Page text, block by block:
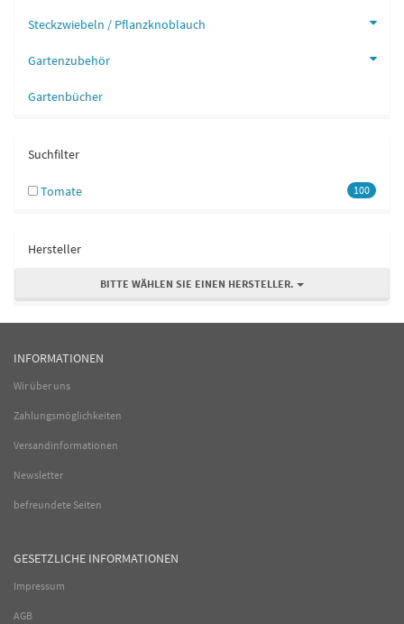
Steckzwiebeln / Pflanzknoblauch
Gartenzubehör
Gartenbücher
Suchfilter
100
Tomate
Hersteller
BITTE WÄHLEN SIE EINEN HERSTELLER.
INFORMATIONEN
Wir über uns
Zahlungsmöglichkeiten
Versandinformationen
Newsletter
befreundete Seiten
GESETZLICHE INFORMATIONEN
Impressum
AGB